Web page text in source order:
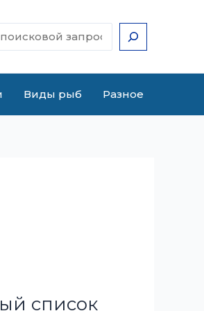
Виды рыб Разное
список